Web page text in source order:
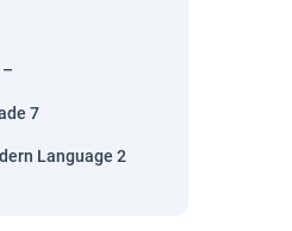
–
7
Language 2